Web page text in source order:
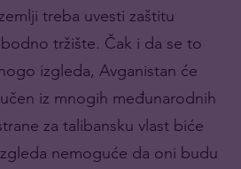
treba uvesti zaštitu
tržište. Čak i da se to
izgleda, Avganistan će
iz mnogih međunarodnih
za talibansku vlast biće
nemoguće da oni budu